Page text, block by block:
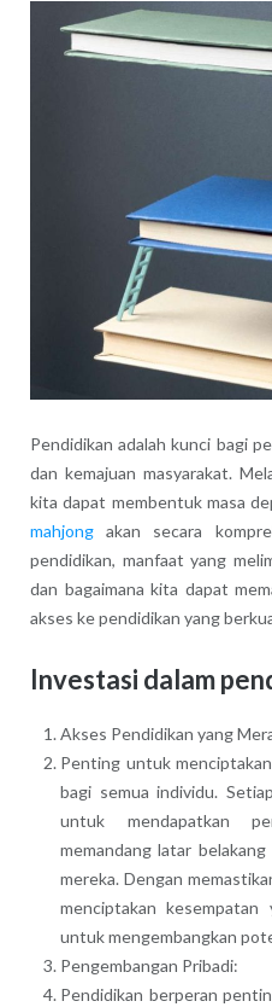
Pendidikan adalah kunci bagi
dan kemajuan masyarakat.
kita dapat membentuk masa
mahjongakan secara
pendidikan, manfaat yang
dan bagaimana kita dapat
akses ke pendidikan yang
Investasi dalam
Akses Pendidikan yang
Penting untuk
bagi semua individu.
untuk mendapatkan
memandang latar
mereka. Dengan
menciptakan
untuk mengembangkan
Pengembangan Pribadi:
Pendidikan berperan